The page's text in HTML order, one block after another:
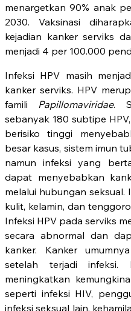
menargetkan 90% anak
2030. Vaksinasi
kejadian kanker serviks
menjadi 4 per 100.000
Infeksi HPV masih
kanker serviks. HPV
famili Papillomaviridae.
sebanyak 180 subtipe
berisiko tinggi
besar kasus, sistem imun
namun infeksi yang
dapat menyebabkan
melalui hubungan
kulit, kelamin, dan
Infeksi HPV pada serviks
secara abnormal dan
kanker. Kanker
setelah terjadi
meningkatkan
seperti infeksi HIV,
infeksi seksual lain,